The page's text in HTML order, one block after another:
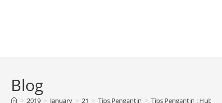
Blog
> 2019 > January > 21 > Tips Pengantin > Tips Pengantin :